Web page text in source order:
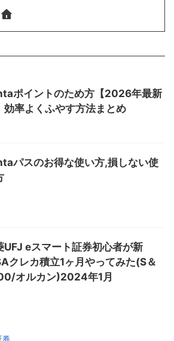
ポイントのため方【2026年最新
効率よくふやす方法まとめ
パスのお得な使い方,損しない使
UFJ eスマート証券初心者が新
クレカ積立1ヶ月やってみた(S＆
オルカン)2024年1月
券